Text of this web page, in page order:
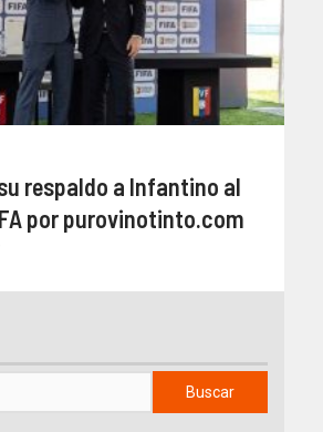
respaldo a Infantino al
por purovinotinto.com
Buscar